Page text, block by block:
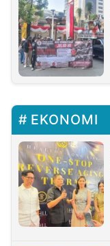
EKONOMI